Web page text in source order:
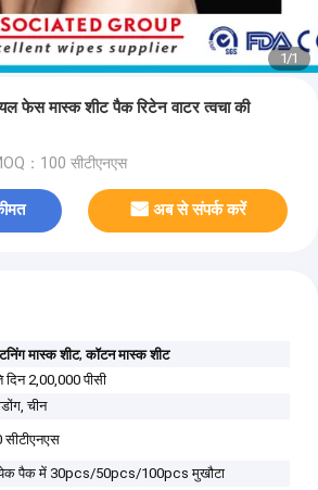
1/1
फेस मास्क शीट पैक रिटेन वाटर त्वचा की
：100 सीटीएनएस
अब से संपर्क करें
मास्क शीट,कॉटन मास्क शीट
दिन 2,00,000 पीसी
चीन
सीटीएनएस
पैक में 30pcs/50pcs/100pcs मुखौटा